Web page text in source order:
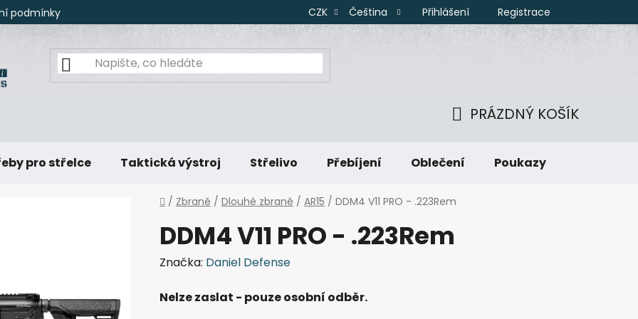
podmínky CZK Čeština Přihlášení Registrace
KOŠÍK
PRÁZDNÝ KOŠÍK
pro střelce Taktická výstroj Střelivo Přebíjení Oblečení Poukazy
Domů
/ Zbraně / Dlouhé zbraně / AR15 / DDM4 V11 PRO - .223Rem
DDM4 V11 PRO - .223Rem
Značka: Daniel Defense
Nelze zaslat - pouze osobní odběr.